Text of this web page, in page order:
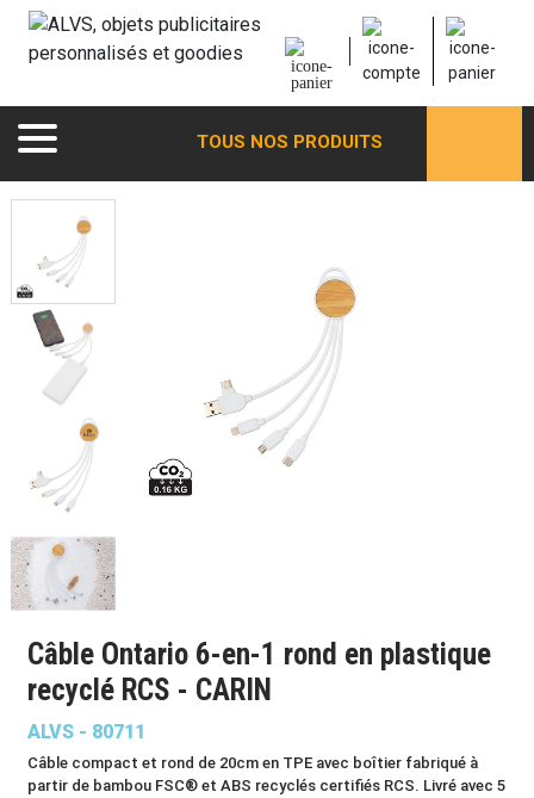
TOUS NOS PRODUITS
Câble Ontario 6-en-1 rond en plastique
recyclé RCS - CARIN
ALVS - 80711
Câble compact et rond de 20cm en TPE avec boîtier fabriqué à
partir de bambou FSC® et ABS recyclés certifiés RCS. Livré avec 5